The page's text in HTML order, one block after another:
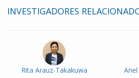
INVESTIGADORES
Rita Arauz-Takakuwa